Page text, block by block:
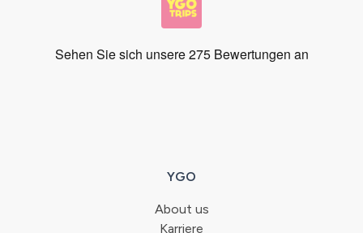
YGO
About us
Karriere